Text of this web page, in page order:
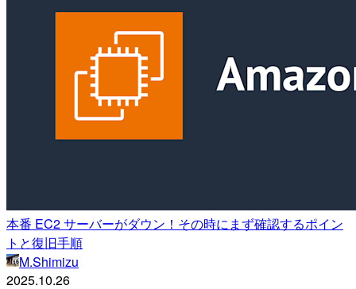
本番 EC2 サーバーがダウン！その時にまず確認するポイン
トと復旧手順
M.Shimizu
2025.10.26